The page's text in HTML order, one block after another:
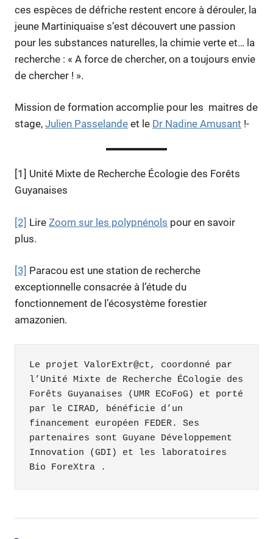
ces espèces de défriche restent encore à dérouler, la
jeune Martiniquaise s’est découvert une passion
pour les substances naturelles, la chimie verte et… la
recherche : « A force de chercher, on a toujours envie
de chercher ! ».
Mission de formation accomplie pour les maitres de
stage, Julien Passelande et le Dr Nadine Amusant !-
[1] Unité Mixte de Recherche Écologie des Forêts
Guyanaises
[2] Lire Zoom sur les polypnénols pour en savoir
plus.
[3] Paracou est une station de recherche
exceptionnelle consacrée à l’étude du
fonctionnement de l’écosystème forestier
amazonien.
Le projet ValorExtr@ct, coordonné par
l’Unité Mixte de Recherche ÉCologie des
Forêts Guyanaises (UMR ECoFoG) et porté
par le CIRAD, bénéficie d’un
financement européen FEDER. Ses
partenaires sont Guyane Développement
Innovation (GDI) et les laboratoires
Bio ForeXtra .